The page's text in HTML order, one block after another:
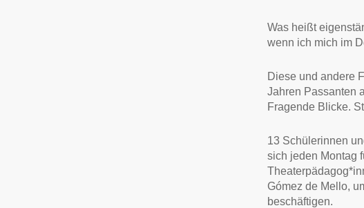
Was heißt
wenn ich mich im
Diese und andere
Jahren Passanten
Fragende Blicke.
13 Schülerinnen
sich jeden Montag
Gómez de Mello,
beschäftigen.